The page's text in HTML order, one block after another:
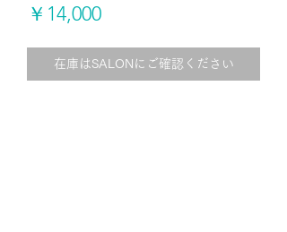
￥14,000価
在庫はSALONにご確認ください